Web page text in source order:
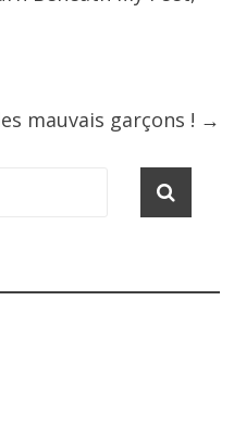
mauvais garçons ! →